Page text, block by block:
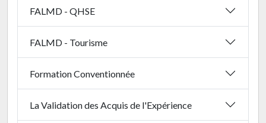
FALMD - QHSE
FALMD - Tourisme
Formation Conventionnée
La Validation des Acquis de l'Expérience